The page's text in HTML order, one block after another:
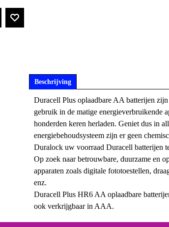
Beschrijving
Duracell Plus oplaadbare AA batterijen
gebruik in de matige energieverbruikende
honderden keren herladen. Geniet dus in
energiebehoudsysteem zijn er geen
Duralock uw voorraad Duracell batterijen
Op zoek naar betrouwbare, duurzame en
apparaten zoals digitale fototoestellen,
enz.
Duracell Plus HR6 AA oplaadbare
ook verkrijgbaar in AAA.